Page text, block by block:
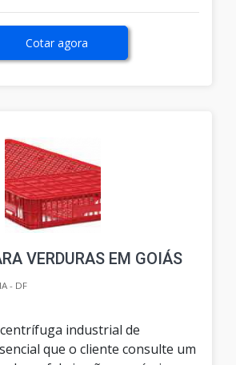
Cotar agora
VERDURAS EM GOIÁS
- DF
industrial de
que o cliente consulte um